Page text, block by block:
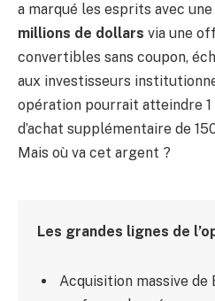
a marqué les esprits avec
millions de dollars via une
convertibles sans coupon,
aux investisseurs
opération pourrait atteindre 1
d’achat supplémentaire de
Mais où va cet argent ?
Les grandes lignes de
Acquisition massive de